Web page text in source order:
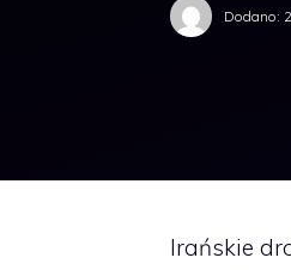
Dodano:
Irańskie